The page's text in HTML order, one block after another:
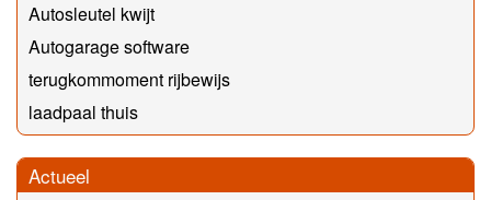
Autosleutel kwijt
Autogarage software
terugkommoment rijbewijs
laadpaal thuis
Actueel